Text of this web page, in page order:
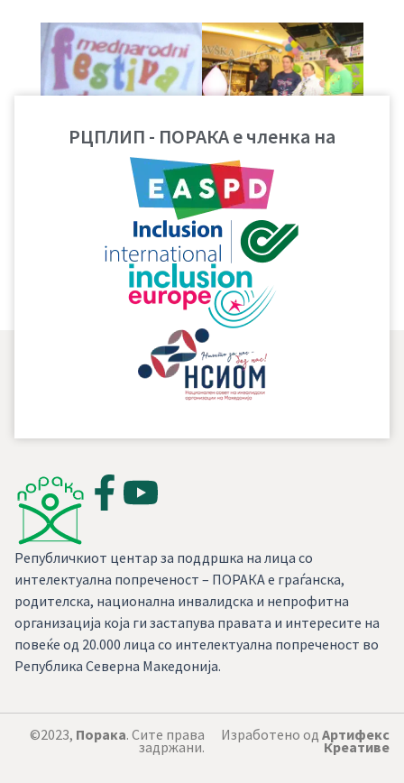
РЦПЛИП - ПОРАКА е членка на
Републичкиот центар за поддршка на лица со
интелектуална попреченост – ПОРАКА е граѓанска,
родителска, национална инвалидска и непрофитна
организација која ги застапува правата и интересите на
повеќе од 20.000 лица со интелектуална попреченост во
Република Северна Македонија.
©2023, Порака. Сите права
задржани.
Изработено од Артифекс
Креативе